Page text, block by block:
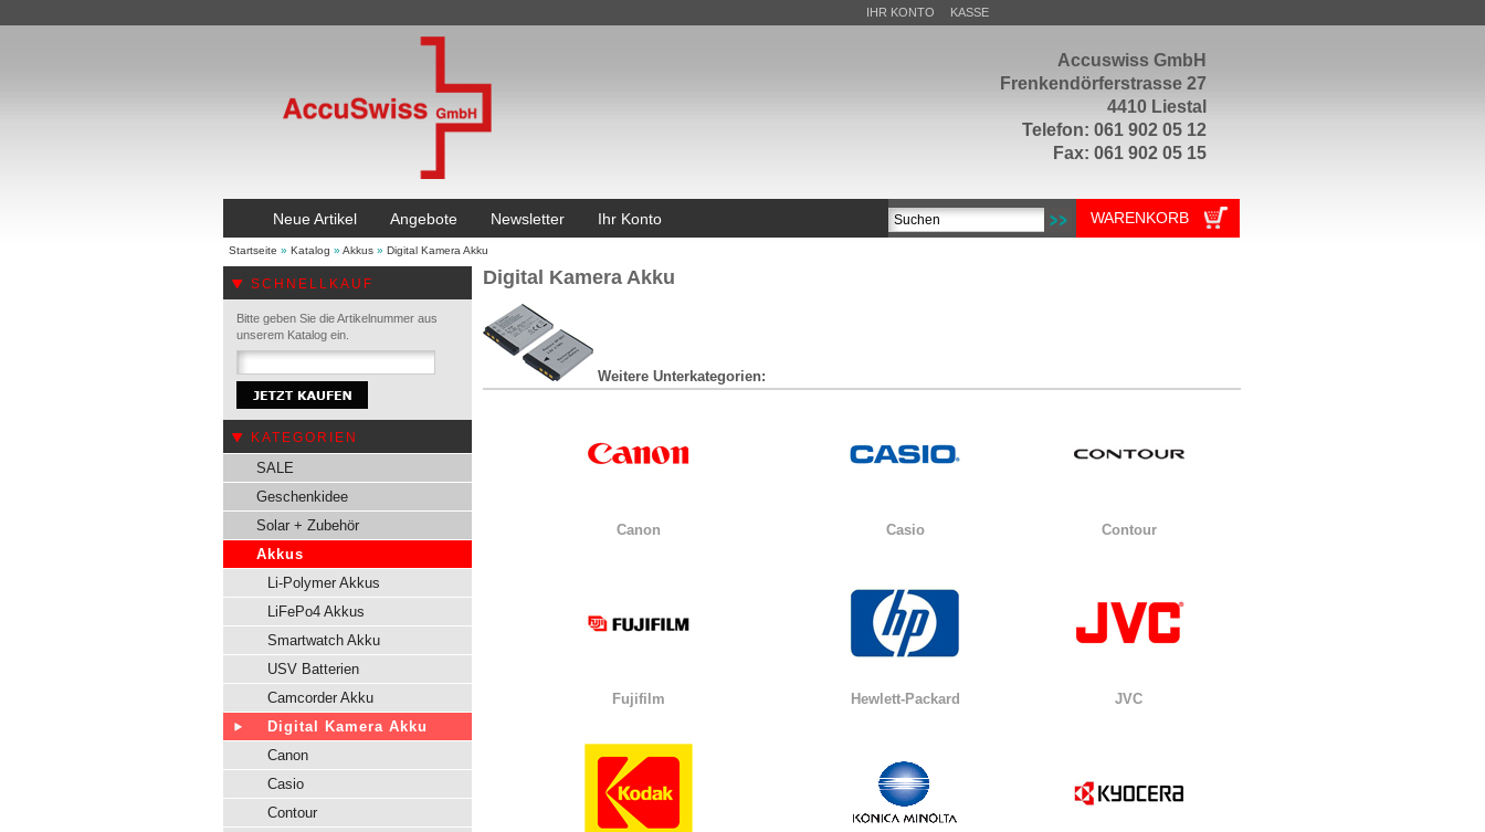
Accuswiss GmbH
Frenkendörferstrasse 27
4410 Liestal
Telefon: 061 902 05 12
Fax: 061 902 05 15
IHR KONTO KASSE
Neue Artikel Angebote Newsletter Ihr Konto WARENKORB
Startseite » Katalog » Akkus » Digital Kamera Akku
SCHNELLKAUF
Bitte geben Sie die Artikelnummer aus
unserem Katalog ein.
KATEGORIEN
SALE
Geschenkidee
Solar + Zubehör
Akkus
Li-Polymer Akkus
LiFePo4 Akkus
Smartwatch Akku
USV Batterien
Camcorder Akku
Digital Kamera Akku
Canon
Casio
Contour
Digital Kamera Akku
Weitere Unterkategorien:
Canon Casio Contour
Fujifilm Hewlett-Packard JVC